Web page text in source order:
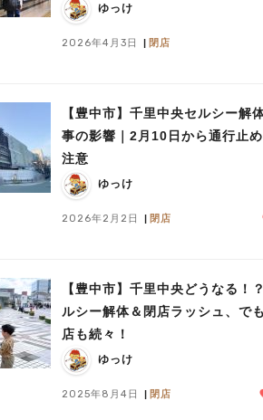
ゆっけ
2026年4月3日 閉店
【豊中市】千里中央セルシー解
事の影響｜2月10日から通行止
注意
ゆっけ
2026年2月2日 閉店
【豊中市】千里中央どうなる！
ルシー解体＆閉店ラッシュ、で
店も続々！
ゆっけ
2025年8月4日 閉店